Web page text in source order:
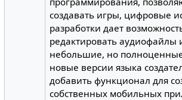
создавать игры, цифровые
разработки дает
редактировать аудиофайлы
небольшие, но
новые версии языка
добавить функционал для
собственных мобильных